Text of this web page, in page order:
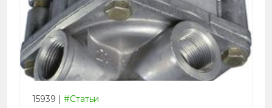
15939 | #Статьи